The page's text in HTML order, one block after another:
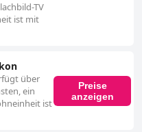
TV
ist mit
über
ein
ist
Preise
anzeigen